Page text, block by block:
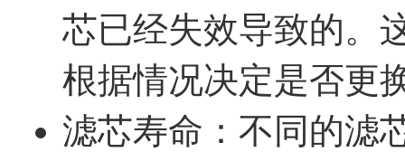
芯已经失效导致的。
根据情况决定是否更
滤芯寿命：不同的滤